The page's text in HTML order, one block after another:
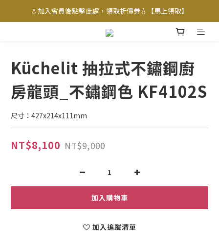
💧加入會員後點擊此處，領取折價券💧【馬上領取】
Küchelit 抽拉式不鏽鋼廚
房龍頭_不鏽鋼色 KF4102S
尺寸：427x214x111mm
NT$8,100 NT$9,000
加入購物車
加入追蹤清單